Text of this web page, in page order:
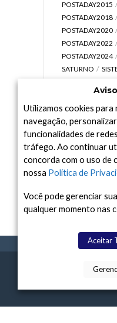
POSTADAY2015
POSTADAY2018
POSTADAY2020
POSTADAY2022
POSTADAY2024
SATURNO
UNIVERSO
Arquivo
Arquivo
TERMOS
Utilizamos cookies para
navegação,
funcionalidades de
tráfego. Ao continuar
concorda com o uso de
nossa Política de
Você pode gerenciar
qualquer momento nas
Aceitar